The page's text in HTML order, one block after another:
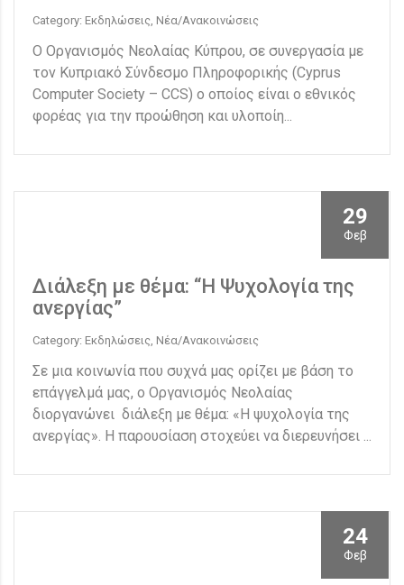
Category: Εκδηλώσεις, Νέα/Ανακοινώσεις
Ο Οργανισμός Νεολαίας Κύπρου, σε συνεργασία με
τον Κυπριακό Σύνδεσμο Πληροφορικής (Cyprus
Computer Society – CCS) ο οποίος είναι ο εθνικός
φορέας για την προώθηση και υλοποίη...
29
Φεβ
Διάλεξη με θέμα: “Η Ψυχολογία της
ανεργίας”
Category: Εκδηλώσεις, Νέα/Ανακοινώσεις
Σε μια κοινωνία που συχνά μας ορίζει με βάση το
επάγγελμά μας, ο Οργανισμός Νεολαίας
διοργανώνει διάλεξη με θέμα: «Η ψυχολογία της
ανεργίας». Η παρουσίαση στοχεύει να διερευνήσει ...
24
Φεβ